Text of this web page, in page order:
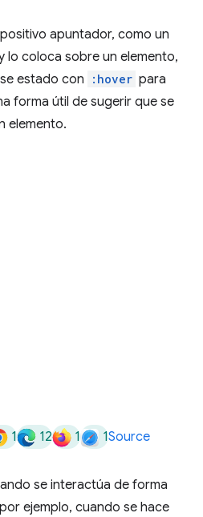
apuntador, como un
lo coloca sobre un elemento,
estado con
:hover para
forma útil de sugerir que se
elemento.
1 12 1 1Source
se interactúa de forma
ejemplo, cuando se hace